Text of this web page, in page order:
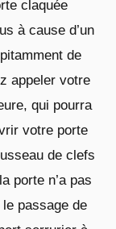
claquée
à cause d’un
de
appeler votre
qui pourra
votre porte
de clefs
porte n’a pas
passage de